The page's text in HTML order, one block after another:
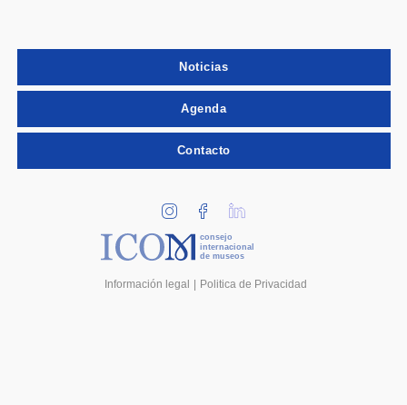
Noticias
Agenda
Contacto
consejo
internacional
de museos
Información legal Politica de Privacidad